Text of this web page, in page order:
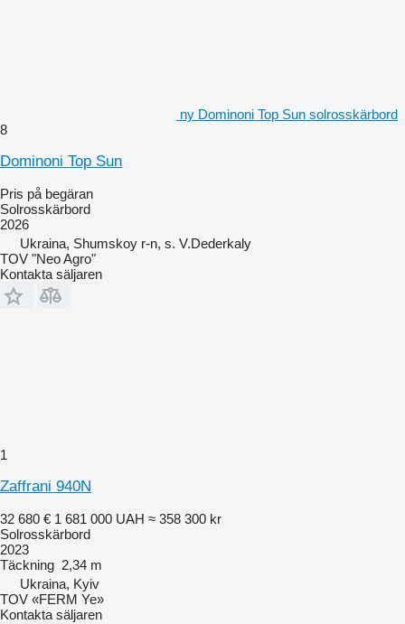
ny Dominoni Top Sun solrosskärbord
8
Dominoni Top Sun
Pris på begäran
Solrosskärbord
2026
Ukraina, Shumskoy r-n, s. V.Dederkaly
TOV "Neo Agro"
Kontakta säljaren
1
Zaffrani 940N
32 680 € 1 681 000 UAH ≈ 358 300 kr
Solrosskärbord
2023
Täckning 2,34 m
Ukraina, Kyiv
TOV «FERM Ye»
Kontakta säljaren